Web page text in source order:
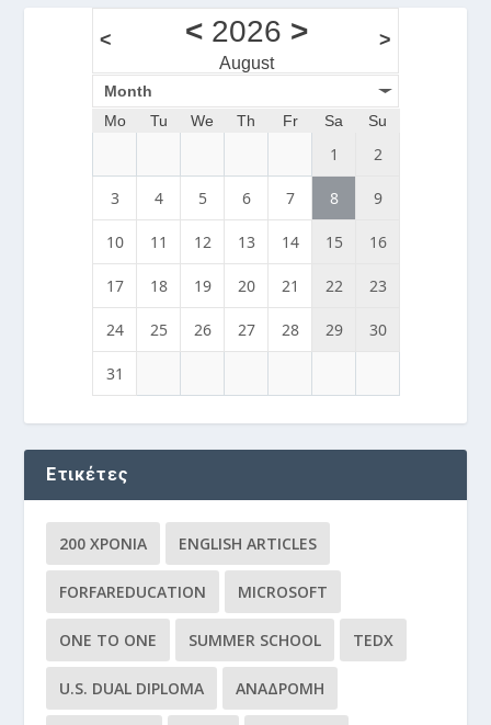
< <2026 >
August
>
Month
Mo
Tu We Th Fr Sa Su
1 2
3 4 5 6 7 8 9
10 11 12 13 14 15 16
17 18 19 20 21 22 23
24 25 26 27 28 29 30
31
Ετικέτες
200 ΧΡΌΝΙΑ ENGLISH ARTICLES
FORFAREDUCATION MICROSOFT
ONE TO ONE SUMMER SCHOOL TEDX
U.S. DUAL DIPLOMA ΑΝΑΔΡΟΜΉ